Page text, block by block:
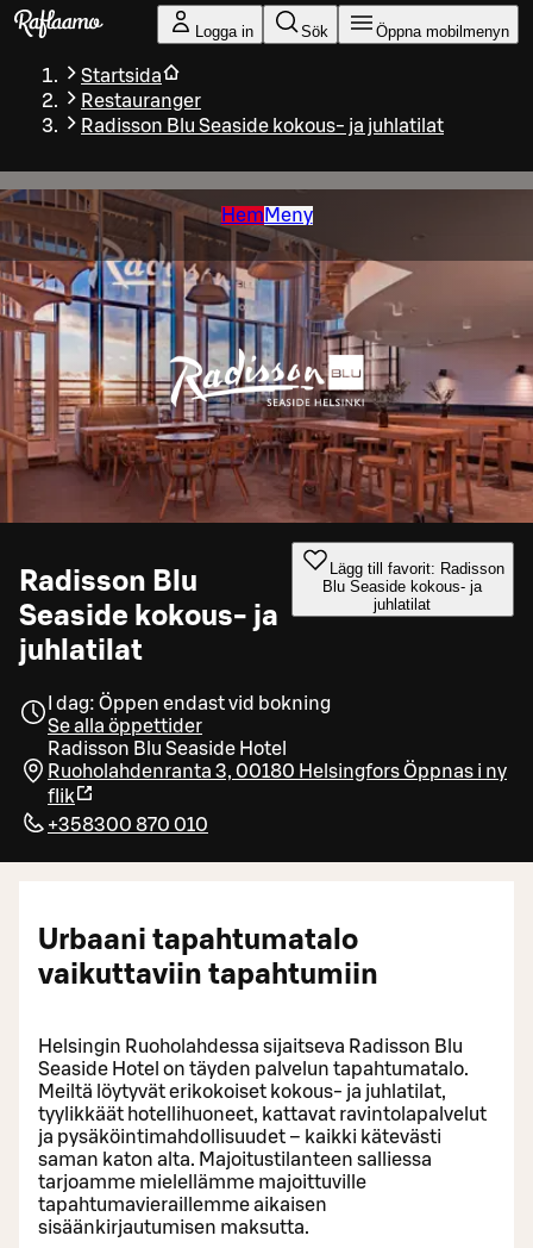
Gå till huvudinnehållet
Logga in Sök Öppna mobilmenyn
Startsida
Restauranger
Radisson Blu Seaside kokous- ja juhlatilat
Hem Meny
Radisson Blu
Seaside kokous- ja
juhlatilat
Lägg till favorit: Radisson
Blu Seaside kokous- ja
juhlatilat
I dag: Öppen endast vid bokning
Se alla öppettider
Radisson Blu Seaside Hotel
Ruoholahdenranta 3, 00180 HelsingforsÖppnas i ny
flik
+358300 870 010
Urbaani tapahtumatalo
vaikuttaviin tapahtumiin
Helsingin Ruoholahdessa sijaitseva Radisson Blu
Seaside Hotel on täyden palvelun tapahtumatalo.
Meiltä löytyvät erikokoiset kokous- ja juhlatilat,
tyylikkäät hotellihuoneet, kattavat ravintolapalvelut
ja pysäköintimahdollisuudet – kaikki kätevästi
saman katon alta. Majoitustilanteen salliessa
tarjoamme mielellämme majoittuville
tapahtumavieraillemme aikaisen
sisäänkirjautumisen maksutta.